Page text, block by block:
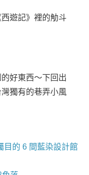
遊記》裡的觔斗
好東西～下回出
獨有的巷弄小風
目的 6 間藍染設計館